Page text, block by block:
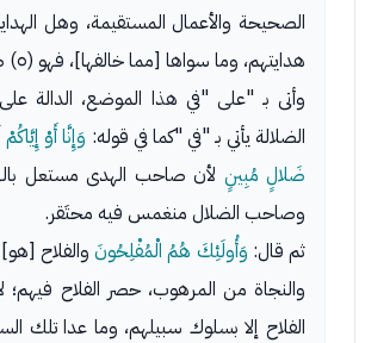
الصحيحة والأعمال المستقيمة، وهل
هدايتهم، وما سواها [مما خالفها]، فهو (٥) ضلالة.
وأتى بـ "على "في هذا الموضع، الدالة على
الضلالة يأتي بـ "في "كما في قوله: وَإِنَّا أَوْ
ضَلالٍ مُبِينٍ لأن صاحب الهدى مستعل
وصاحب الضلال منغمس فيه محتَقر.
ثم قال: وَأُولَئِكَ هُمُ الْمُفْلِحُونَ والفلاح
والنجاة من المرهوب، حصر الفلاح فيهم؛
الفلاح إلا بسلوك سبيلهم، وما عدا تلك